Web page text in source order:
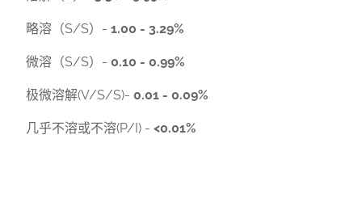
略溶（S/S）- 1.00 - 3.29%
微溶（S/S）- 0.10 - 0.99%
极微溶解(V/S/S)- 0.01 - 0.09%
几乎不溶或不溶(P/I) - <0.01%